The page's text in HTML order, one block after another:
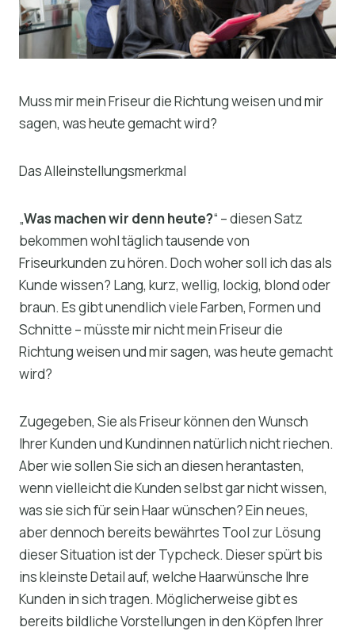
Muss mir mein Friseur die Richtung weisen und mir
sagen, was heute gemacht wird?
Das Alleinstellungsmerkmal
„Was machen wir denn heute?“ – diesen Satz
bekommen wohl täglich tausende von
Friseurkunden zu hören. Doch woher soll ich das als
Kunde wissen? Lang, kurz, wellig, lockig, blond oder
braun. Es gibt unendlich viele Farben, Formen und
Schnitte – müsste mir nicht mein Friseur die
Richtung weisen und mir sagen, was heute gemacht
wird?
Zugegeben, Sie als Friseur können den Wunsch
Ihrer Kunden und Kundinnen natürlich nicht riechen.
Aber wie sollen Sie sich an diesen herantasten,
wenn vielleicht die Kunden selbst gar nicht wissen,
was sie sich für sein Haar wünschen? Ein neues,
aber dennoch bereits bewährtes Tool zur Lösung
dieser Situation ist der Typcheck. Dieser spürt bis
ins kleinste Detail auf, welche Haarwünsche Ihre
Kunden in sich tragen. Möglicherweise gibt es
bereits bildliche Vorstellungen in den Köpfen Ihrer